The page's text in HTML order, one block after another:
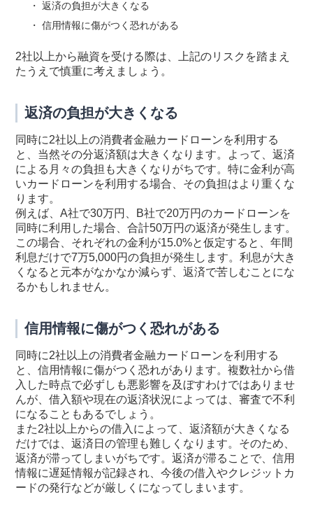
返済の負担が大きくなる
信用情報に傷がつく恐れがある
2社以上から融資を受ける際は、上記のリスクを踏まえ
たうえで慎重に考えましょう。
返済の負担が大きくなる
同時に2社以上の消費者金融カードローンを利用する
と、当然その分返済額は大きくなります。よって、返済
による月々の負担も大きくなりがちです。特に金利が高
いカードローンを利用する場合、その負担はより重くな
ります。
例えば、A社で30万円、B社で20万円のカードローンを
同時に利用した場合、合計50万円の返済が発生します。
この場合、それぞれの金利が15.0%と仮定すると、年間
利息だけで7万5,000円の負担が発生します。利息が大き
くなると元本がなかなか減らず、返済で苦しむことにな
るかもしれません。
信用情報に傷がつく恐れがある
同時に2社以上の消費者金融カードローンを利用する
と、信用情報に傷がつく恐れがあります。複数社から借
入した時点で必ずしも悪影響を及ぼすわけではありませ
んが、借入額や現在の返済状況によっては、審査で不利
になることもあるでしょう。
また2社以上からの借入によって、返済額が大きくなる
だけでは、返済日の管理も難しくなります。そのため、
返済が滞ってしまいがちです。返済が滞ることで、信用
情報に遅延情報が記録され、今後の借入やクレジットカ
ードの発行などが厳しくになってしまいます。